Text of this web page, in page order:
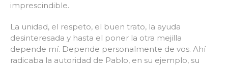
imprescindible.
La unidad, el respeto, el buen trato, la ayuda
desinteresada y hasta el poner la otra mejilla
depende mí. Depende personalmente de vos. Ahí
radicaba la autoridad de Pablo, en su ejemplo, su